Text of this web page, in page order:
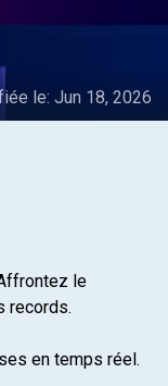
le: Jun 18, 2026
le
records.
en temps réel.